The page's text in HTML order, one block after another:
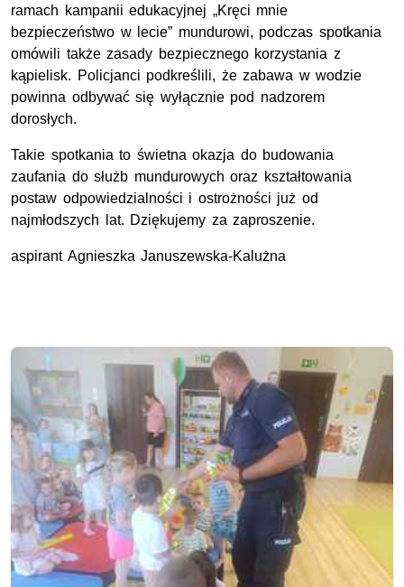
ramach kampanii edukacyjnej „Kręci mnie
bezpieczeństwo w lecie” mundurowi, podczas spotkania
omówili także zasady bezpiecznego korzystania z
kąpielisk. Policjanci podkreślili, że zabawa w wodzie
powinna odbywać się wyłącznie pod nadzorem
dorosłych.
Takie spotkania to świetna okazja do budowania
zaufania do służb mundurowych oraz kształtowania
postaw odpowiedzialności i ostrożności już od
najmłodszych lat. Dziękujemy za zaproszenie.
aspirant Agnieszka Januszewska-Kalużna